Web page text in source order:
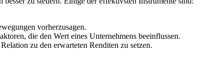
vorherzusagen.
die den Wert eines Unternehmens beeinflussen.
zu den erwarteten Renditen zu setzen.